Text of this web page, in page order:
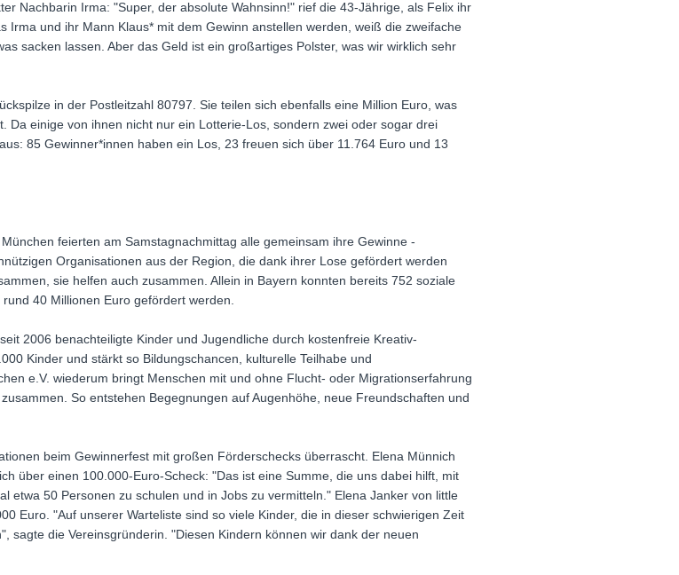
Nachbarin Irma: "Super, der absolute Wahnsinn!" rief die 43-Jährige, als Felix ihr
Irma und ihr Mann Klaus* mit dem Gewinn anstellen werden, weiß die zweifache
sacken lassen. Aber das Geld ist ein großartiges Polster, was wir wirklich sehr
in der Postleitzahl 80797. Sie teilen sich ebenfalls eine Million Euro, was
Da einige von ihnen nicht nur ein Lotterie-Los, sondern zwei oder sogar drei
85 Gewinner*innen haben ein Los, 23 freuen sich über 11.764 Euro und 13
feierten am Samstagnachmittag alle gemeinsam ihre Gewinne -
Organisationen aus der Region, die dank ihrer Lose gefördert werden
sie helfen auch zusammen. Allein in Bayern konnten bereits 752 soziale
40 Millionen Euro gefördert werden.
2006 benachteiligte Kinder und Jugendliche durch kostenfreie Kreativ-
Kinder und stärkt so Bildungschancen, kulturelle Teilhabe und
e.V. wiederum bringt Menschen mit und ohne Flucht- oder Migrationserfahrung
So entstehen Begegnungen auf Augenhöhe, neue Freundschaften und
beim Gewinnerfest mit großen Förderschecks überrascht. Elena Münnich
über einen 100.000-Euro-Scheck: "Das ist eine Summe, die uns dabei hilft, mit
etwa 50 Personen zu schulen und in Jobs zu vermitteln." Elena Janker von little
Euro. "Auf unserer Warteliste sind so viele Kinder, die in dieser schwierigen Zeit
sagte die Vereinsgründerin. "Diesen Kindern können wir dank der neuen